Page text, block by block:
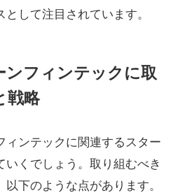
して注目されています。
ンフィンテックに取
戦略
ィンテックに関連するスター
いくでしょう。取り組むべき
下のような点があります。